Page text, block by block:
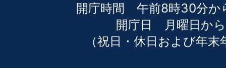
開庁時間 午前8時30分か
開庁日 月曜日か
（祝日・休日および年